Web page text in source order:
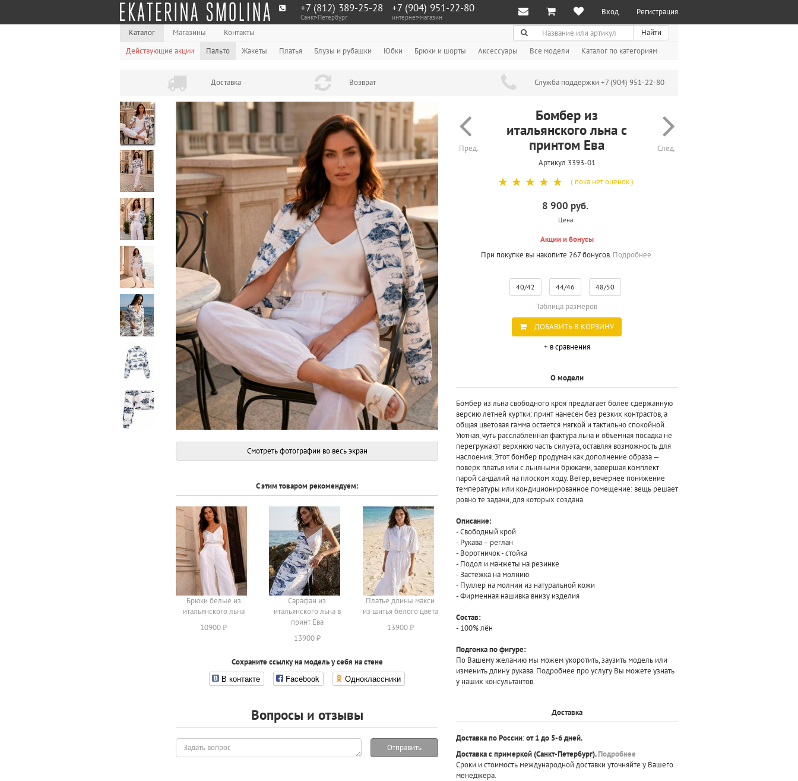
+7 (812) 389-25-28
Санкт-Петербург
+7 (904) 951‑22‑80
интернет-магазин
Вход Регистрация
Каталог Магазины Контакты Поиск
Найти
Действующие акции
Пальто Жакеты Платья Блузы и рубашки Юбки Брюки и шорты Аксессуары Все модели Каталог по категориям
Доставка Возврат Служба поддержки +7 (904) 951-22-80
Смотреть фотографии во весь экран
С этим товаром рекомендуем:
Брюки белые из
итальянского льна
10900 ₽
Сарафан из
итальянского льна в
принт Ева
13900 ₽
Платье длины макси
из шитья белого цвета
13900 ₽
Сохраните ссылку на модель у себя на стене
В контакте Facebook Одноклассники
Вопросы и отзывы
Задать
вопрос
Отправить
Пред.
Бомбер из
итальянского льна с
принтом Ева
Артикул 3393-01
След.
☆
☆
☆
☆
☆ ( пока нет оценок )
8 900 руб.
Цена
Акции и бонусы
При покупке вы накопите 267 бонусов. Подробнее.
40/42 44/46 48/50
Таблица размеров
ДОБАВИТЬ В КОРЗИНУ
+ в сравнения
О модели
Бомбер из льна свободного кроя предлагает более сдержанную
версию летней куртки: принт нанесен без резких контрастов, а
общая цветовая гамма остается мягкой и тактильно спокойной.
Уютная, чуть расслабленная фактура льна и объемная посадка не
перегружают верхнюю часть силуэта, оставляя возможность для
наслоения. Этот бомбер продуман как дополнение образа —
поверх платья или с льняными брюками, завершая комплект
парой сандалий на плоском ходу. Ветер, вечернее понижение
температуры или кондиционированное помещение: вещь решает
ровно те задачи, для которых создана.
Описание:
- Свободный крой
- Рукава – реглан
- Воротничок - стойка
- Подол и манжеты на резинке
- Застежка на молнию
- Пуллер на молнии из натуральной кожи
- Фирменная нашивка внизу изделия
Состав:
- 100% лён
Подгонка по фигуре:
По Вашему желанию мы можем укоротить, заузить модель или
изменить длину рукава. Подробнее про услугу Вы можете узнать
у наших консультантов.
Доставка
Доставка по России:от 1 до 5-6 дней.
Доставка с примеркой(Санкт-Петербург).Подробнее
Сроки и стоимость международной доставки уточняйте у Вашего
менеджера.